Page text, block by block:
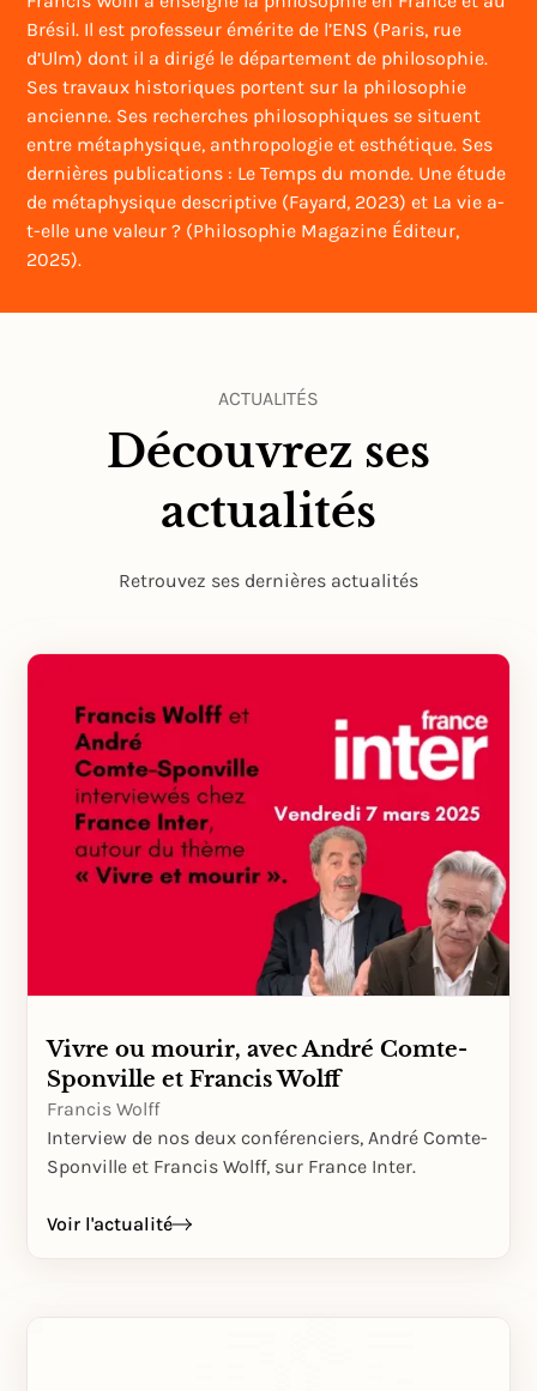
Brésil. Il est professeur émérite de l’ENS (Paris, rue
d’Ulm) dont il a dirigé le département de philosophie.
Ses travaux historiques portent sur la philosophie
ancienne. Ses recherches philosophiques se situent
entre métaphysique, anthropologie et esthétique. Ses
dernières publications : Le Temps du monde. Une étude
de métaphysique descriptive (Fayard, 2023) et La vie a-
t-elle une valeur ? (Philosophie Magazine Éditeur,
2025).
ACTUALITÉS
Découvrez ses
actualités
Retrouvez ses dernières actualités
Vivre ou mourir, avec André Comte-
Sponville et Francis Wolff
Francis Wolff
Interview de nos deux conférenciers, André Comte-
Sponville et Francis Wolff, sur France Inter.
Voir l'actualité